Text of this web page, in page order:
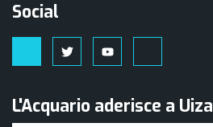
Social
L'Acquario aderisce a Uiza